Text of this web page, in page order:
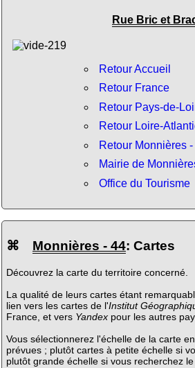
Rue Bric et
Retour Accueil
Retour France
Retour Pays-de-
Retour Loire-
Retour Monnières -
Mairie de
Office du Tourisme
⌘ Monnières - 44: Cartes
Découvrez la carte du territoire concerné.
La qualité de leurs cartes étant
lien vers les cartes de l'Institut
France, et vers Yandexpour les autres
Vous sélectionnerez l'échelle de la carte
prévues ; plutôt cartes à petite échelle si
plutôt grande échelle si vous recherchez le